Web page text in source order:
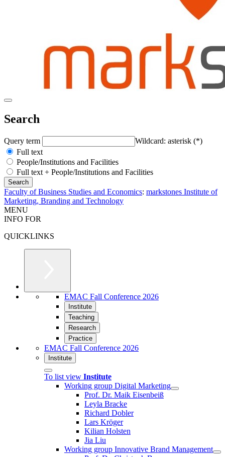
Search
Query term
Wildcard: asterisk (*)
Full text
People/Institutions and Facilities
Full text + People/Institutions and Facilities
Faculty of Business Studies and Economics: markstones Institute of
Marketing, Branding and Technology
MENU
INFO FOR
QUICKLINKS
EMAC Fall Conference 2026
Institute
Teaching
Research
Practice
EMAC Fall Conference 2026
Institute
To list view Institute
Working group Digital Marketing
Prof. Dr. Maik Eisenbeiß
Leyla Bracke
Richard Dobler
Lars Kröger
Kilian Holsten
Jia Liu
Working group Innovative Brand Management